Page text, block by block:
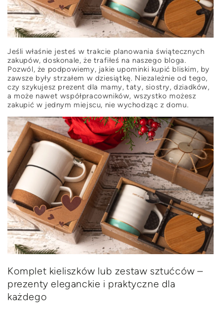
Jeśli właśnie jesteś w trakcie planowania świątecznych
zakupów, doskonale, że trafiłeś na naszego bloga.
Pozwól, że podpowiemy, jakie upominki kupić bliskim, by
zawsze były strzałem w dziesiątkę. Niezależnie od tego,
czy szykujesz prezent dla mamy, taty, siostry, dziadków,
a może nawet współpracowników, wszystko możesz
zakupić w jednym miejscu, nie wychodząc z domu.
Komplet kieliszków lub zestaw sztućców –
prezenty eleganckie i praktyczne dla
każdego